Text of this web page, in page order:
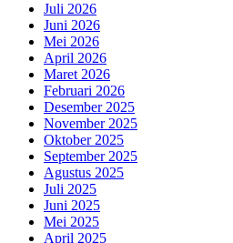
Juli 2026
Juni 2026
Mei 2026
April 2026
Maret 2026
Februari 2026
Desember 2025
November 2025
Oktober 2025
September 2025
Agustus 2025
Juli 2025
Juni 2025
Mei 2025
April 2025